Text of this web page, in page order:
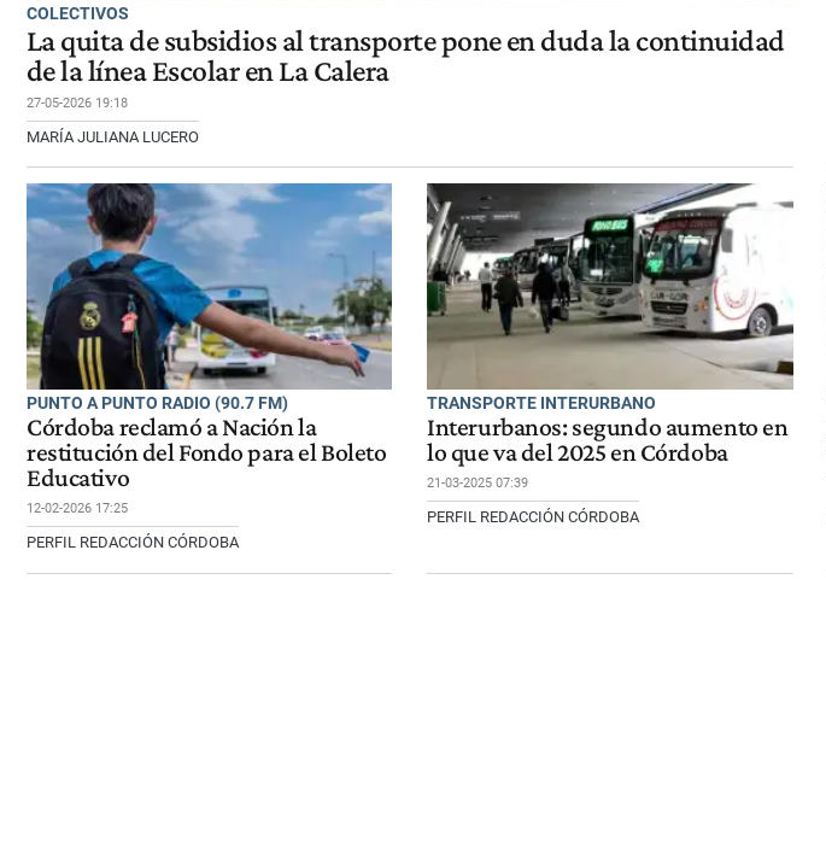
COLECTIVOS
La quita de subsidios al transporte pone en duda la continuidad
de la línea Escolar en La Calera
27-05-2026 19:18
MARÍA JULIANA LUCERO
PUNTO A PUNTO RADIO (90.7 FM)
Córdoba reclamó a Nación la
restitución del Fondo para el Boleto
Educativo
12-02-2026 17:25
PERFIL REDACCIÓN CÓRDOBA
TRANSPORTE INTERURBANO
Interurbanos: segundo aumento en
lo que va del 2025 en Córdoba
21-03-2025 07:39
PERFIL REDACCIÓN CÓRDOBA